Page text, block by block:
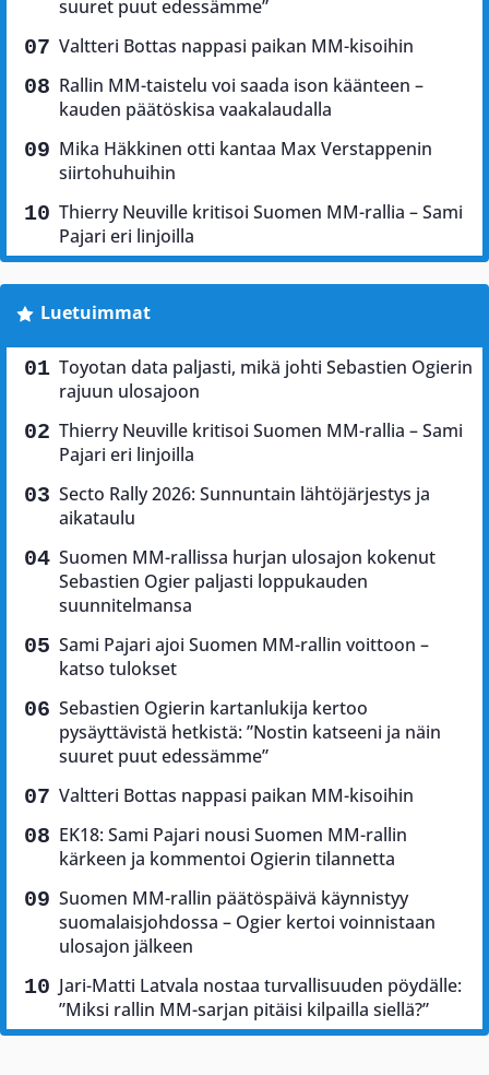
suuret puut edessämme”
Valtteri Bottas nappasi paikan MM-kisoihin
Rallin MM-taistelu voi saada ison käänteen –
kauden päätöskisa vaakalaudalla
Mika Häkkinen otti kantaa Max Verstappenin
siirtohuhuihin
Thierry Neuville kritisoi Suomen MM-rallia – Sami
Pajari eri linjoilla
Luetuimmat
Toyotan data paljasti, mikä johti Sebastien Ogierin
rajuun ulosajoon
Thierry Neuville kritisoi Suomen MM-rallia – Sami
Pajari eri linjoilla
Secto Rally 2026: Sunnuntain lähtöjärjestys ja
aikataulu
Suomen MM-rallissa hurjan ulosajon kokenut
Sebastien Ogier paljasti loppukauden
suunnitelmansa
Sami Pajari ajoi Suomen MM-rallin voittoon –
katso tulokset
Sebastien Ogierin kartanlukija kertoo
pysäyttävistä hetkistä: ”Nostin katseeni ja näin
suuret puut edessämme”
Valtteri Bottas nappasi paikan MM-kisoihin
EK18: Sami Pajari nousi Suomen MM-rallin
kärkeen ja kommentoi Ogierin tilannetta
Suomen MM-rallin päätöspäivä käynnistyy
suomalaisjohdossa – Ogier kertoi voinnistaan
ulosajon jälkeen
Jari-Matti Latvala nostaa turvallisuuden pöydälle:
”Miksi rallin MM-sarjan pitäisi kilpailla siellä?”